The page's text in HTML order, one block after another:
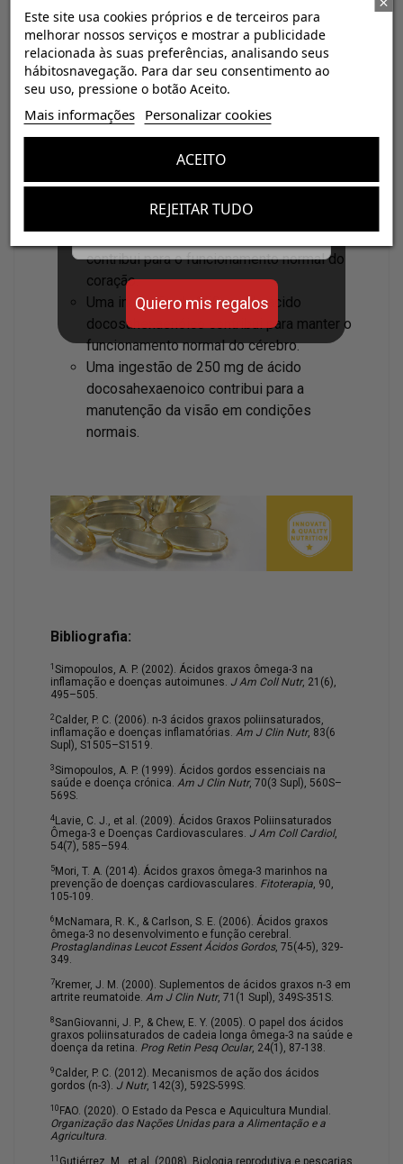
de excelente tolerância digestiva.
Declarações do produto (claims):
Uma ingestão de 250 mg de ácidos
eicosapentaenóico e docosahexaenóico
contribui para o funcionamento normal do
coração.
Uma ingestão de 250 mg de ácido
docosahexaenóico contribui para manter o
funcionamento normal do cérebro.
Uma ingestão de 250 mg de ácido
docosahexaenoico contribui para a
manutenção da visão em condições
normais.
Bibliografia:
1 Simopoulos, A. P. (2002). Ácidos graxos ômega-3 na
inflamação e doenças autoimunes. J Am Coll Nutr, 21(6),
495–505.
2 Calder, P. C. (2006). n-3 ácidos graxos poliinsaturados,
inflamação e doenças inflamatórias. Am J Clin Nutr, 83(6
Supl), S1505–S1519.
3Simopoulos, A. P. (1999). Ácidos gordos essenciais na
saúde e doença crónica. Am J Clin Nutr, 70(3 Supl), 560S–
569S.
4 Lavie, C. J., et al. (2009). Ácidos Graxos Poliinsaturados
Ômega-3 e Doenças Cardiovasculares. J Am Coll Cardiol,
54(7), 585–594.
5 Mori, T. A. (2014). Ácidos graxos ômega-3 marinhos na
prevenção de doenças cardiovasculares. Fitoterapia, 90,
105-109.
6 McNamara, R. K., & Carlson, S. E. (2006). Ácidos graxos
ômega-3 no desenvolvimento e função cerebral.
Prostaglandinas Leucot Essent Ácidos Gordos, 75(4-5), 329-
349.
7 Kremer, J. M. (2000). Suplementos de ácidos graxos n-3 em
artrite reumatoide. Am J Clin Nutr, 71(1 Supl), 349S-351S.
8SanGiovanni, J. P., & Chew, E. Y. (2005). O papel dos ácidos
graxos poliinsaturados de cadeia longa ômega-3 na saúde e
doença da retina. Prog Retin Pesq Ocular, 24(1), 87-138.
9 Calder, P. C. (2012). Mecanismos de ação dos ácidos
gordos (n-3). J Nutr, 142(3), 592S-599S.
10 FAO. (2020). O Estado da Pesca e Aquicultura Mundial.
Organização das Nações Unidas para a Alimentação e a
Agricultura.
11 Gutiérrez, M., et al. (2008). Biologia reprodutiva e pescarias
Este site usa cookies próprios e de terceiros para
melhorar nossos serviços e mostrar a publicidade
relacionada às suas preferências, analisando seus
hábitosnavegação. Para dar seu consentimento ao
seu uso, pressione o botão Aceito.
Mais informações Personalizar cookies
REJEITAR TUDO
ACEITO
¡Consigue regalos gratis
con tus pedidos!
Quiero mis regalos